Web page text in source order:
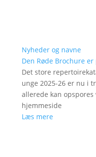
Nyheder og navne
Den Røde Brochure
Det store
unge 2025-26 er nu i
allerede kan
hjemmeside
Læs mere